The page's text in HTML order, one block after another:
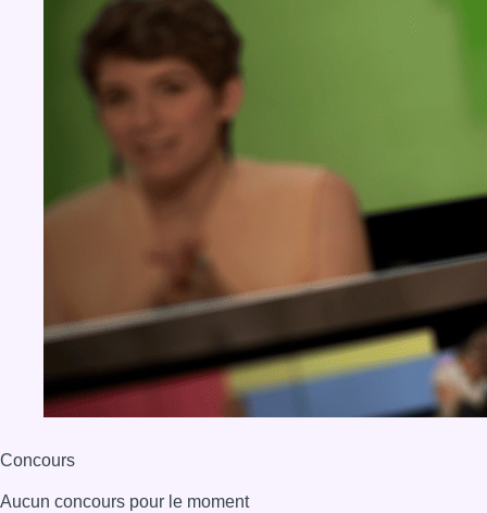
Concours
Aucun concours pour le moment